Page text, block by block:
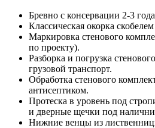
Бревно с консервации 2-3
Классическая окорка
Маркировка стенового
по проекту).
Разборка и погрузка
грузовой транспорт.
Обработка стенового
антисептиком.
Протеска в уровень под
и дверные щечки под
Нижние венцы из